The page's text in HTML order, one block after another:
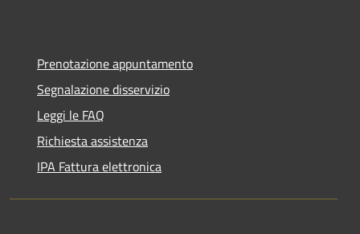
Prenotazione appuntamento
Segnalazione disservizio
Leggi le FAQ
Richiesta assistenza
IPA Fattura elettronica